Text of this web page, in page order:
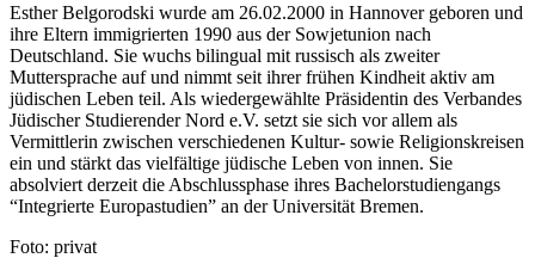
Esther Belgorodski wurde am 26.02.2000 in Hannover geboren und
ihre Eltern immigrierten 1990 aus der Sowjetunion nach
Deutschland. Sie wuchs bilingual mit russisch als zweiter
Muttersprache auf und nimmt seit ihrer frühen Kindheit aktiv am
jüdischen Leben teil. Als wiedergewählte Präsidentin des Verbandes
Jüdischer Studierender Nord e.V. setzt sie sich vor allem als
Vermittlerin zwischen verschiedenen Kultur- sowie Religionskreisen
ein und stärkt das vielfältige jüdische Leben von innen. Sie
absolviert derzeit die Abschlussphase ihres Bachelorstudiengangs
“Integrierte Europastudien” an der Universität Bremen.
Foto: privat